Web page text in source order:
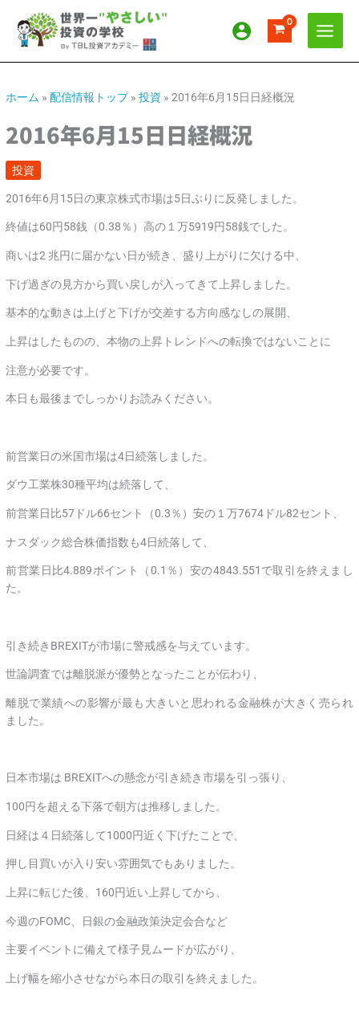
ス
ッホーム »配信情報トップ»投資 »2016年6月15日日経概況
2016年6月15日日経概況
投資
2016年6月15日の東京株式市場は5日ぶりに反発しました。
終値は60円58銭（0.38％）高の１万5919円58銭でした。
商いは2 兆円に届かない日が続き、盛り上がりに欠ける中、
下げ過ぎの見方から買い戻しが入ってきて上昇しました。
基本的な動きは上げと下げが交差する方向感なしの展開、
上昇はしたものの、本物の上昇トレンドへの転換ではないことに
注意が必要です。
本日も最後までしっかりお読みください。
前営業日の米国市場は4日続落しました。
ダウ工業株30種平均は続落して、
前営業日比57ドル66セント（0.3％）安の１万7674ドル82セント、
ナスダック総合株価指数も4日続落して、
前営業日比4.889ポイント（0.1％）安の4843.551で取引を終えまし
た。
引き続きBREXITが市場に警戒感を与えています。
世論調査では離脱派が優勢となったことが伝わり、
離脱で業績への影響が最も大きいと思われる金融株が大きく売られ
ました。
日本市場は BREXITへの懸念が引き続き市場を引っ張り、
100円を超える下落で朝方は推移しました。
日経は４日続落して1000円近く下げたことで、
押し目買いが入り安い雰囲気でもありました。
上昇に転じた後、160円近い上昇してから、
今週のFOMC、日銀の金融政策決定会合など
主要イベントに備えて様子見ムードが広がり、
上げ幅を縮小させながら本日の取引を終えました。
ー
ブ
テ
ー